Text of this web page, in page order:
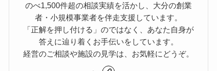
のべ1,500件超の相談実績を活かし、大分の創業
者・小規模事業者を伴走支援しています。
「正解を押し付ける」のではなく、あなた自身が
答えに辿り着くお手伝いをしています。
経営のご相談や施設の見学は、お気軽にどうぞ。